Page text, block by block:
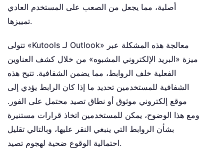
أصلية، مما يجعل من الصعب على المستخدم العادي
تمييزها.
تتولى «Kutools لـ Outlook» معالجة هذه المشكلة عبر
ميزة «البريد الإلكتروني المشبوه» من خلال كشف العناوين
الفعلية خلف الروابط، مما يضمن الشفافية. تتيح هذه
الشفافية للمستخدمين تحديد ما إذا كان الرابط يؤدي إلى
موقع إلكتروني موثوق أو نطاق تصيد محتمل على الفور.
ومع هذا الوضوح، يمكن للمستخدمين اتخاذ قرارات مستنيرة
بشأن الروابط التي ينبغي النقر عليها، وبالتالي تقليل
احتمالية الوقوع ضحية لهجوم تصيد.